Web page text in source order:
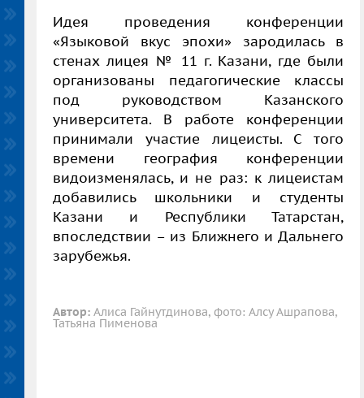
Идея проведения конференции
«Языковой вкус эпохи» зародилась в
стенах лицея № 11 г. Казани, где были
организованы педагогические классы
под руководством Казанского
университета. В работе конференции
принимали участие лицеисты. С того
времени география конференции
видоизменялась, и не раз: к лицеистам
добавились школьники и студенты
Казани и Республики Татарстан,
впоследствии – из Ближнего и Дальнего
зарубежья.
Автор: Алиса Гайнутдинова, фото: Алсу Ашрапова,
Татьяна Пименова